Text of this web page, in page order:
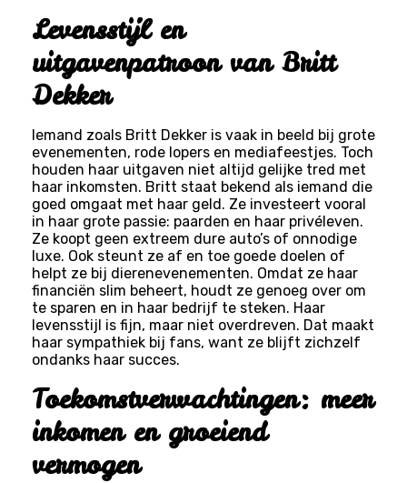
Levensstijl en
uitgavenpatroon van Britt
Dekker
Iemand zoals Britt Dekker is vaak in beeld bij grote
evenementen, rode lopers en mediafeestjes. Toch
houden haar uitgaven niet altijd gelijke tred met
haar inkomsten. Britt staat bekend als iemand die
goed omgaat met haar geld. Ze investeert vooral
in haar grote passie: paarden en haar privéleven.
Ze koopt geen extreem dure auto’s of onnodige
luxe. Ook steunt ze af en toe goede doelen of
helpt ze bij dierenevenementen. Omdat ze haar
financiën slim beheert, houdt ze genoeg over om
te sparen en in haar bedrijf te steken. Haar
levensstijl is fijn, maar niet overdreven. Dat maakt
haar sympathiek bij fans, want ze blijft zichzelf
ondanks haar succes.
Toekomstverwachtingen: meer
inkomen en groeiend
vermogen